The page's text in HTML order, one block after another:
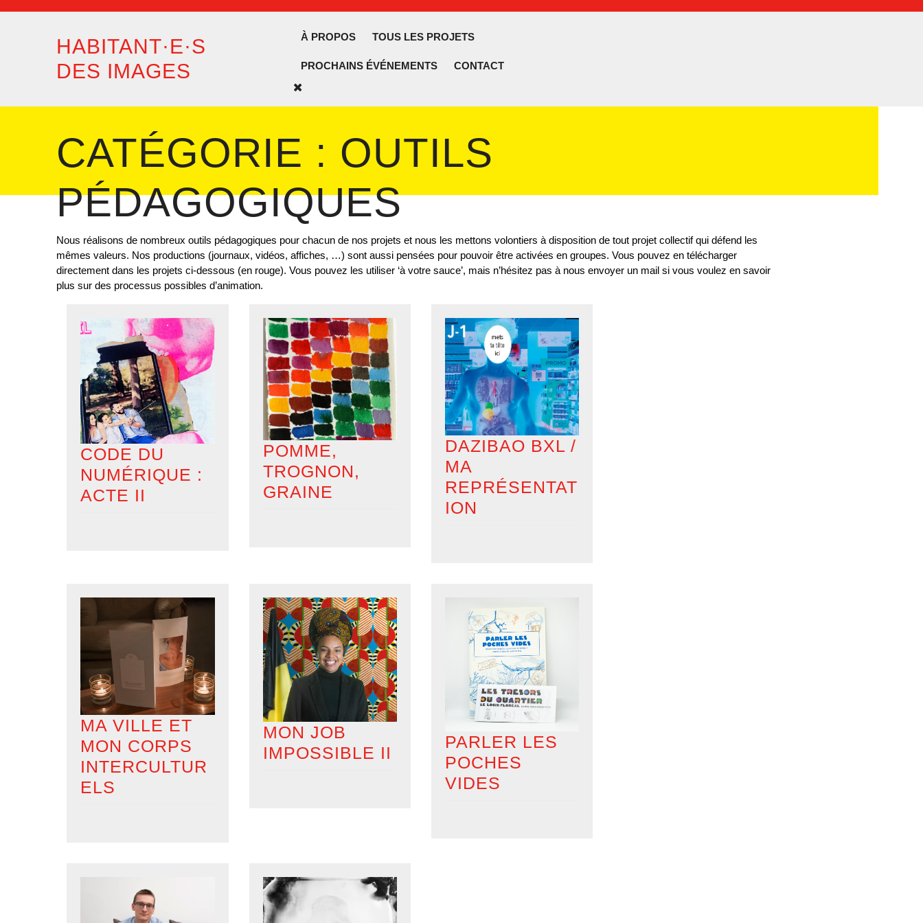
HABITANT·E·S
DES IMAGES
À PROPOS TOUS LES PROJETS
PROCHAINS ÉVÉNEMENTS
CONTACT
Close
CATÉGORIE : OUTILS
PÉDAGOGIQUES
Nous réalisons de nombreux outils pédagogiques pour chacun de nos projets et nous les mettons volontiers à disposition de tout projet collectif qui défend les
mêmes valeurs. Nos productions (journaux, vidéos, affiches, …) sont aussi pensées pour pouvoir être activées en groupes. Vous pouvez en télécharger
directement dans les projets ci-dessous (en rouge). Vous pouvez les utiliser ‘à votre sauce’, mais n’hésitez pas à nous envoyer un mail si vous voulez en savoir
plus sur des processus possibles d’animation.
CODE DU
NUMÉRIQUE :
ACTE II
POMME,
TROGNON,
GRAINE
DAZIBAO BXL /
MA
REPRÉSENTAT
ION
MA VILLE ET
MON CORPS
INTERCULTUR
ELS
MON JOB
IMPOSSIBLE II
PARLER LES
POCHES
VIDES